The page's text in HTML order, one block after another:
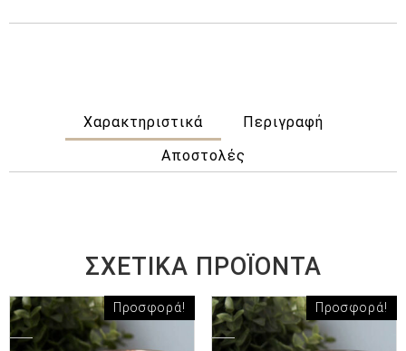
Χαρακτηριστικά
Περιγραφή
Αποστολές
ΣΧΕΤΙΚΆ ΠΡΟΪΌΝΤΑ
Προσφορά! Προσφορά!